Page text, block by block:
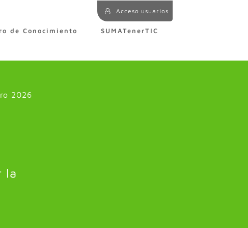
Acceso usuarios
de Conocimiento SUMATenerTIC
2026
la